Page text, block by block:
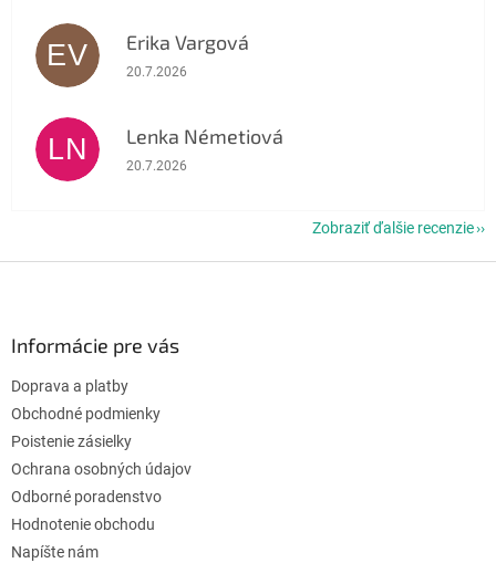
EV Erika Vargová
Hodnotenie obchodu je 5 z 5 hviezdičiek.
20.7.2026
LN Lenka Németiová
Hodnotenie obchodu je 5 z 5 hviezdičiek.
20.7.2026
Zobraziť ďalšie recenzie
Informácie pre vás
Doprava a platby
Obchodné podmienky
Poistenie zásielky
Ochrana osobných údajov
Odborné poradenstvo
Hodnotenie obchodu
Napíšte nám